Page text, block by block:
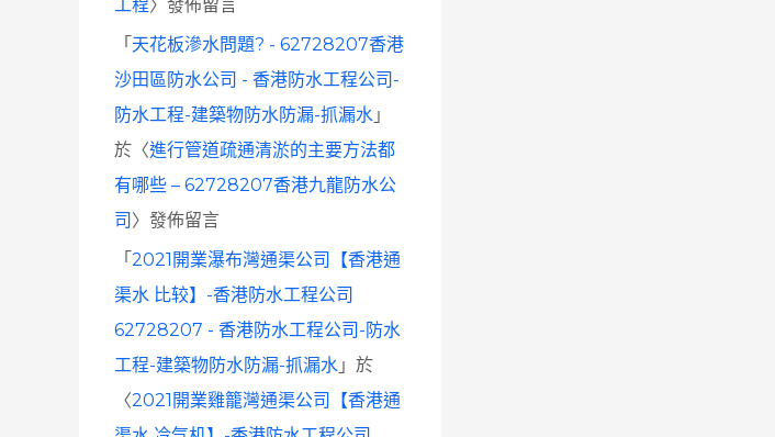
工程〉發佈留言
「 天花板滲水問題? - 62728207香港
沙田區防水公司 - 香港防水工程公司-
防水工程-建築物防水防漏-抓漏水 」
於〈進行管道疏通清淤的主要方法都
有哪些 – 62728207香港九龍防水公
司 〉發佈留言
「 2021開業瀑布灣通渠公司【香港通
渠水 比较】-香港防水工程公司
62728207 - 香港防水工程公司-防水
工程-建築物防水防漏-抓漏水 」於
〈2021開業雞籠灣通渠公司【香港通